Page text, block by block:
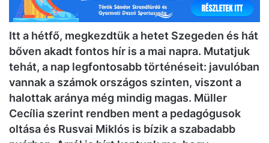
Itt a hétfő, megkezdtük a hetet Szegeden és hát
bőven akadt fontos hír is a mai napra. Mutatjuk
tehát, a nap legfontosabb történéseit: javulóban
vannak a számok országos szinten, viszont a
halottak aránya még mindig magas. Müller
Cecília szerint rendben ment a pedagógusok
oltása és Rusvai Miklós is bízik a szabadabb